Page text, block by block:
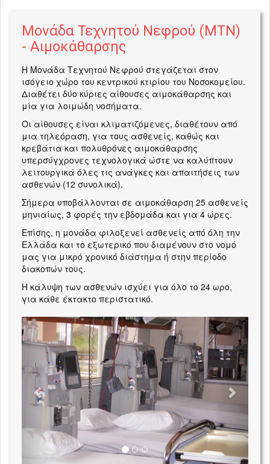
Μoνάδα Τεχνητού Νεφρού (ΜΤΝ)
- Αιμοκάθαρσης
Η Μονάδα Τεχνητού Νεφρού στεγάζεται στον
ισόγειο χώρο του κεντρικού κτιρίου του Νοσοκομείου.
Διαθέτει δύο κύριες αίθουσες αιμοκάθαρσης και
μία για λοιμώδη νοσήματα.
Οι αίθουσες είναι κλιματιζόμενες, διαθέτουν από
μια τηλεόραση, για τους ασθενείς, καθώς και
κρεβάτια και πολυθρόνες αιμοκάθαρσης
υπερσύγχρονες τεχνολογικά ώστε να καλύπτουν
λειτουργικά όλες τις ανάγκες και απαιτήσεις των
ασθενών (12 συνολικά).
Σήμερα υποβάλλονται σε αιμοκάθαρση 25 ασθενείς
μηνιαίως, 3 φορές την εβδομάδα και για 4 ώρες.
Επίσης, η μονάδα φιλοξενεί ασθενείς από όλη την
Ελλάδα και το εξωτερικό που διαμένουν στο νομό
μας για μικρό χρονικό διάστημα ή στην περίοδο
διακοπών τους.
Η κάλυψη των ασθενών ισχύει για όλο το 24 ωρο,
για κάθε έκτακτο περιστατικό.
Previous Next